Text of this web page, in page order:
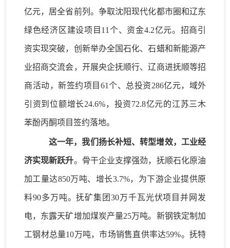
亿元，居全省前列。 争取沈阳现代化都市圈和辽东
绿色经济区建设项目 11个、资金4.2亿元。 招商引
资实现突破， 创新举办全国石化、石蜡和新能源产
业招商交流会，开展央企抚顺行、辽商进抚顺等招
商活动， 新签约项目 61个、 总投资286亿元， 域外
引资到位额增长24.6%， 投资72.8亿元的江苏三木
苯酚丙酮项目签约落地。
这一年，我们 扬长补短、转型增效，工业经
济实现新跃升。 骨干企业支撑强劲， 抚顺石化原油
加工量达850万吨、 增长3.7%， 为下游企业提供原
料90多万吨。抚矿集团30万千瓦光伏项目并网发
电，东露天矿增加煤炭产量25万吨。 新钢铁定制加
工钢材总量10万吨，市场销售直供率达59%。 抚特